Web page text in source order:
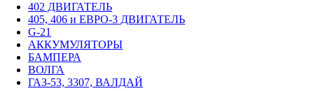
402 ДВИГАТЕЛЬ
405, 406 и ЕВРО-3 ДВИГАТЕЛЬ
G-21
АККУМУЛЯТОРЫ
БАМПЕРА
ВОЛГА
ГАЗ-53, 3307, ВАЛДАЙ